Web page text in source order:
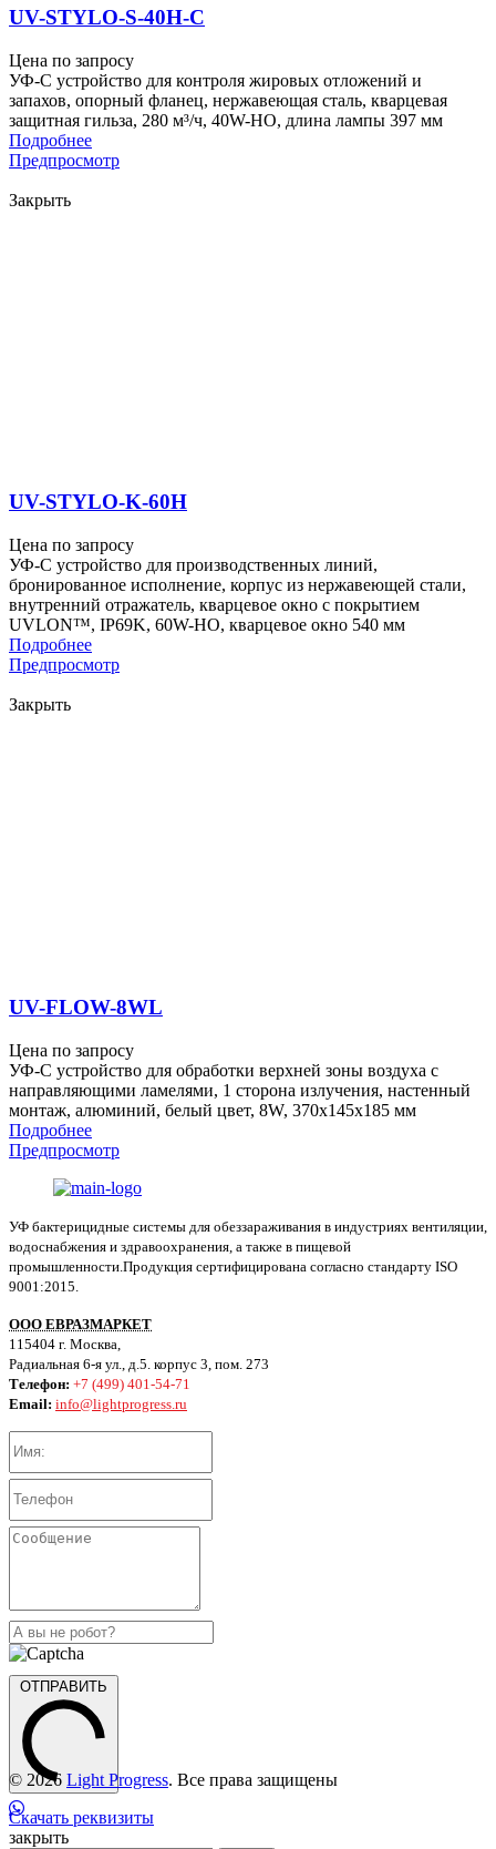
UV-STYLO-S-40H-C
Цена по запросу
УФ-С устройство для контроля жировых отложений и
запахов, опорный фланец, нержавеющая сталь, кварцевая
защитная гильза, 280 м³/ч, 40W-HO, длина лампы 397 мм
Подробнее
Предпросмотр
Закрыть
UV-STYLO-K-60H
Цена по запросу
УФ-С устройство для производственных линий,
бронированное исполнение, корпус из нержавеющей стали,
внутренний отражатель, кварцевое окно с покрытием
UVLON™, IP69K, 60W-HO, кварцевое окно 540 мм
Подробнее
Предпросмотр
Закрыть
UV-FLOW-8WL
Цена по запросу
УФ-С устройство для обработки верхней зоны воздуха с
направляющими ламелями, 1 сторона излучения, настенный
монтаж, алюминий, белый цвет, 8W, 370x145x185 мм
Подробнее
Предпросмотр
УФ бактерицидные системы для обеззараживания в индустриях вентиляции,
водоснабжения и здравоохранения, а также в пищевой
промышленности.Продукция сертифицирована согласно стандарту ISO
9001:2015.
ООО ЕВРАЗМАРКЕТ
115404 г. Москва,
Радиальная 6-я ул., д.5. корпус 3, пом. 273
Телефон: +7 (499) 401-54-71
Email: info@lightprogress.ru
ОТПРАВИТЬ
© 2026 Light Progress. Все права защищены
Скачать реквизиты
закрыть